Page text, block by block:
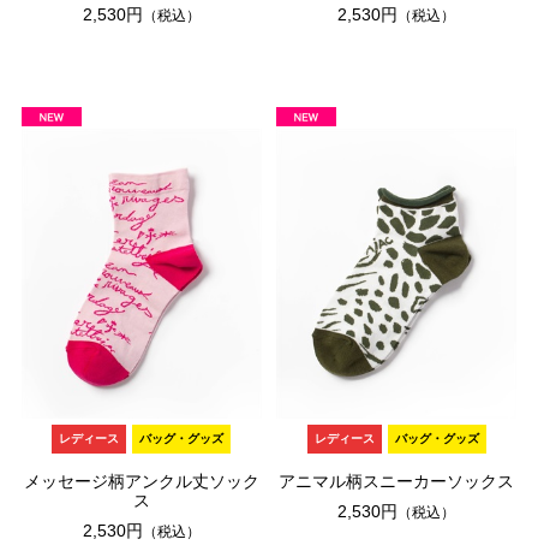
2,530円
（税込）
2,530円
（税込）
レディース バッグ・グッズ
メッセージ柄アンクル丈ソック
ス
2,530円
（税込）
レディース バッグ・グッズ
アニマル柄スニーカーソックス
2,530円
（税込）